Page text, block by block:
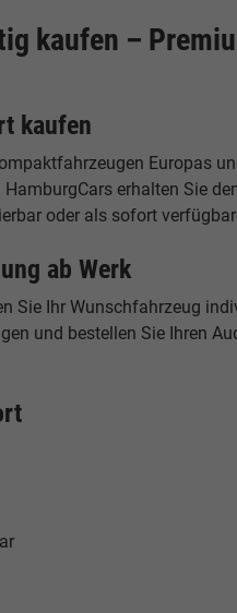
kaufen –
kaufen
Europas
erhalten Sie
oder als sofort
ab Werk
Sie Ihr Wunschfahrzeug
und bestellen Sie Ihren